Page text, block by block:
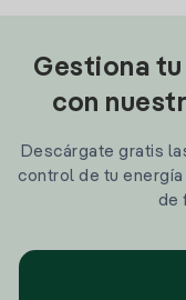
Gestiona
con
Descárgate gratis
control de tu
de